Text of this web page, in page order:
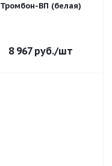
Тромбон-ВП (белая)
8 967руб./шт